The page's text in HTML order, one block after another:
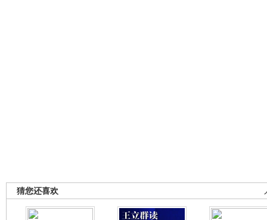
猜您还喜欢